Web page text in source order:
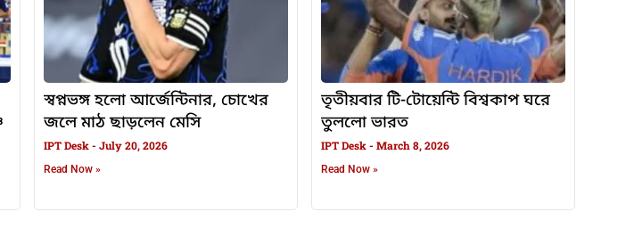
স্বপ্নভঙ্গ হলো আর্জেন্টিনার, চোখের
জলে মাঠ ছাড়লেন মেসি
IPT Desk July 20, 2026
Read Now »
তৃতীয়বার টি-টোয়েন্টি বিশ্বকাপ ঘরে
তুললো ভারত
IPT Desk March 8, 2026
Read Now »